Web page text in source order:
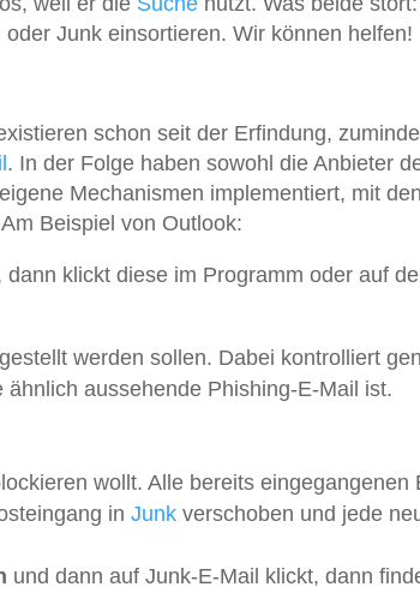
Junk einsortieren. Wir können helfen!
schon seit der Erfindung,
. In der Folge haben sowohl die Anbieter
Mechanismen implementiert, mit
Beispiel von Outlook:
klickt diese im Programm oder auf
werden sollen. Dabei kontrolliert
aussehende Phishing-E-Mail ist.
wollt. Alle bereits eingegangenen
in Junk verschoben und jede
und dann auf Junk-E-Mail klickt, dann